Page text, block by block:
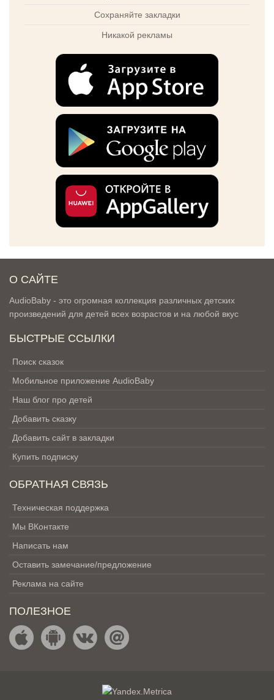
Сохраняйте закладки
Никакой рекламы
О САЙТЕ
AudioBaby - это огромная коллекция различных детских
произведений для детей всех возрастов и на любой вкус
БЫСТРЫЕ ССЫЛКИ
Поиск сказок
Мобильное приложение AudioBaby
Наш блог про детей
Добавить сказку
Добавить сайт в закладки
Купить подписку
ОБРАТНАЯ СВЯЗЬ
Техническая поддержка
Мы ВКонтакте
Написать нам
Оставить замечание/предложение
Реклама на сайте
ПОЛЕЗНОЕ